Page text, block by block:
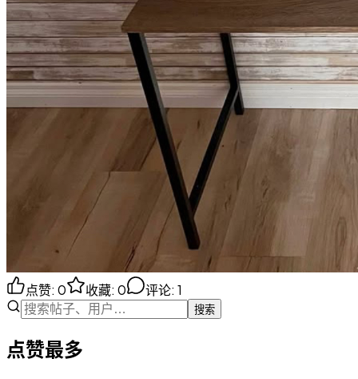
点赞: 0 收藏: 0 评论: 1
搜索
点赞最多